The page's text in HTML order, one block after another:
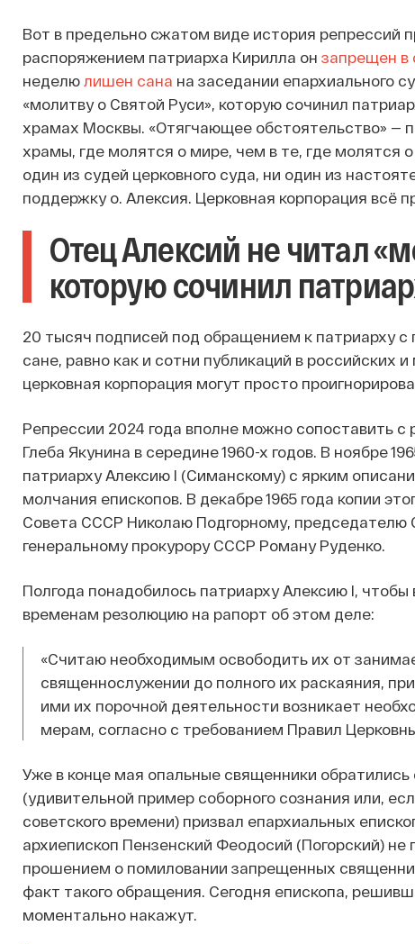
Вот в предельно сжатом виде история репрессий
распоряжением патриарха Кирилла он запрещен в
неделю лишен сана на заседании епархиального
«молитву о Святой Руси», которую сочинил
храмах Москвы. «Отягчающее обстоятельство» —
храмы, где молятся о мире, чем в те, где молятся
один из судей церковного суда, ни один из
поддержку о. Алексия. Церковная корпорация всё
Отец Алексий не читал
которую сочинил
20 тысяч подписей под обращением к патриарху
сане, равно как и сотни публикаций в российских
церковная корпорация могут просто
Репрессии 2024 года вполне можно сопоставить
Глеба Якунина в середине 1960-х годов. В ноябре
патриарху Алексию I (Симанскому) с ярким
молчания епископов. В декабре 1965 года копии
Совета СССР Николаю Подгорному, председателю
генеральному прокурору СССР Роману Руденко.
Полгода понадобилось патриарху Алексию I,
временам резолюцию на рапорт об этом деле:
«Считаю необходимым освободить их от
священнослужении до полного их раскаяния,
ими их порочной деятельности возникает
мерам, согласно с требованием Правил
Уже в конце мая опальные священники
(удивительной пример соборного сознания или,
советского времени) призвал епархиальных
архиепископ Пензенский Феодосий (Погорский)
прошением о помиловании запрещенных
факт такого обращения. Сегодня епископа,
моментально накажут.